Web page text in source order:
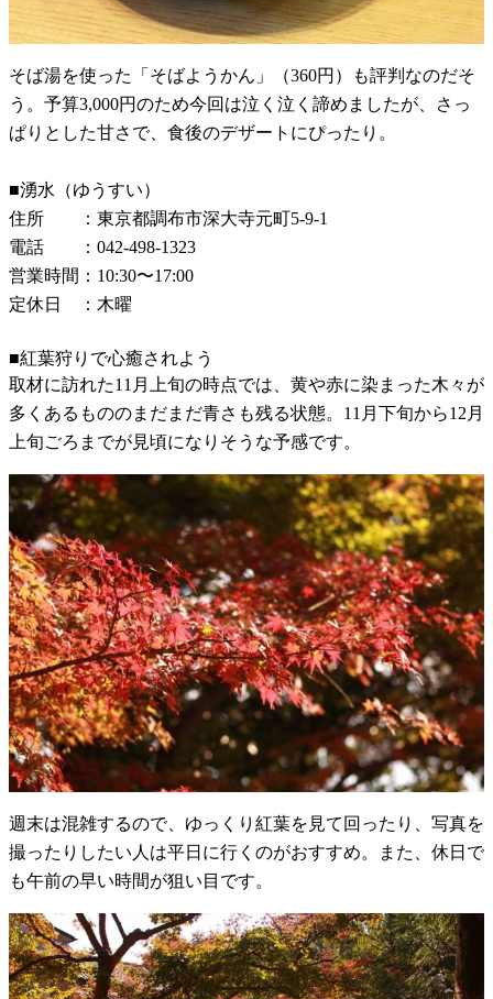
そば湯を使った「そばようかん」（360円）も評判なのだそ
う。予算3,000円のため今回は泣く泣く諦めましたが、さっ
ぱりとした甘さで、食後のデザートにぴったり。
■湧水（ゆうすい）
住所 ：東京都調布市深大寺元町5-9-1
電話 ：042-498-1323
営業時間：10:30〜17:00
定休日 ：木曜
■紅葉狩りで心癒されよう
取材に訪れた11月上旬の時点では、黄や赤に染まった木々が
多くあるもののまだまだ青さも残る状態。11月下旬から12月
上旬ごろまでが見頃になりそうな予感です。
週末は混雑するので、ゆっくり紅葉を見て回ったり、写真を
撮ったりしたい人は平日に行くのがおすすめ。また、休日で
も午前の早い時間が狙い目です。